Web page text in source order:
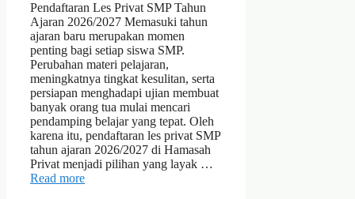
Pendaftaran Les Privat SMP Tahun
Ajaran 2026/2027 Memasuki tahun
ajaran baru merupakan momen
penting bagi setiap siswa SMP.
Perubahan materi pelajaran,
meningkatnya tingkat kesulitan, serta
persiapan menghadapi ujian membuat
banyak orang tua mulai mencari
pendamping belajar yang tepat. Oleh
karena itu, pendaftaran les privat SMP
tahun ajaran 2026/2027 di Hamasah
Privat menjadi pilihan yang layak …
Read more